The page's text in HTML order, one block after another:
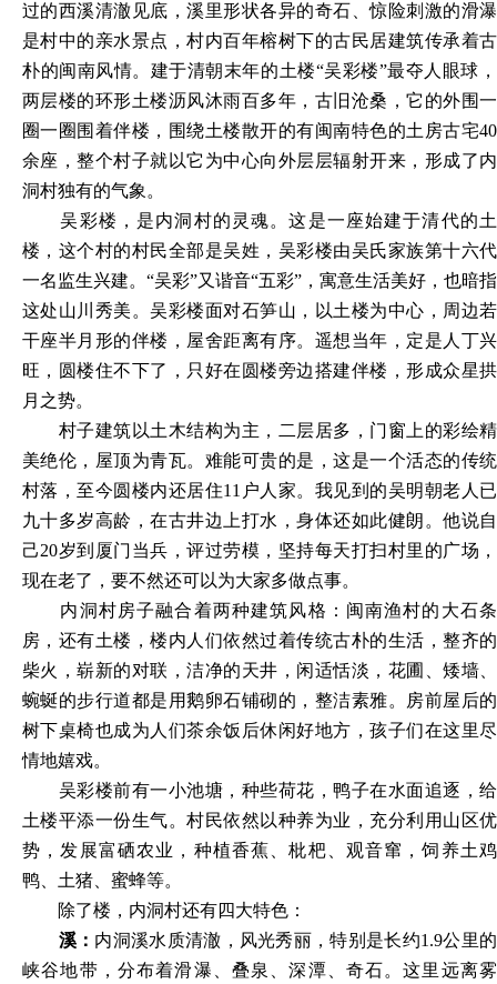
过的西溪清澈见底，溪里形状各异的奇石、惊险刺激的滑瀑
是村中的亲水景点，村内百年榕树下的古民居建筑传承着古
朴的闽南风情。建于清朝末年的土楼“吴彩楼”最夺人眼球，
两层楼的环形土楼沥风沐雨百多年，古旧沧桑，它的外围一
圈一圈围着伴楼，围绕土楼散开的有闽南特色的土房古宅40
余座，整个村子就以它为中心向外层层辐射开来，形成了内
洞村独有的气象。
吴彩楼，是内洞村的灵魂。这是一座始建于清代的土
楼，这个村的村民全部是吴姓，吴彩楼由吴氏家族第十六代
一名监生兴建。“吴彩”又谐音“五彩”，寓意生活美好，也暗指
这处山川秀美。吴彩楼面对石笋山，以土楼为中心，周边若
干座半月形的伴楼，屋舍距离有序。遥想当年，定是人丁兴
旺，圆楼住不下了，只好在圆楼旁边搭建伴楼，形成众星拱
月之势。
村子建筑以土木结构为主，二层居多，门窗上的彩绘精
美绝伦，屋顶为青瓦。难能可贵的是，这是一个活态的传统
村落，至今圆楼内还居住11户人家。我见到的吴明朝老人已
九十多岁高龄，在古井边上打水，身体还如此健朗。他说自
己20岁到厦门当兵，评过劳模，坚持每天打扫村里的广场，
现在老了，要不然还可以为大家多做点事。
内洞村房子融合着两种建筑风格：闽南渔村的大石条
房，还有土楼，楼内人们依然过着传统古朴的生活，整齐的
柴火，崭新的对联，洁净的天井，闲适恬淡，花圃、矮墙、
蜿蜒的步行道都是用鹅卵石铺砌的，整洁素雅。房前屋后的
树下桌椅也成为人们茶余饭后休闲好地方，孩子们在这里尽
情地嬉戏。
吴彩楼前有一小池塘，种些荷花，鸭子在水面追逐，给
土楼平添一份生气。村民依然以种养为业，充分利用山区优
势，发展富硒农业，种植香蕉、枇杷、观音窜，饲养土鸡
鸭、土猪、蜜蜂等。
除了楼，内洞村还有四大特色：
溪： 内洞溪水质清澈，风光秀丽，特别是长约1.9公里的
峡谷地带，分布着滑瀑、叠泉、深潭、奇石。这里远离雾